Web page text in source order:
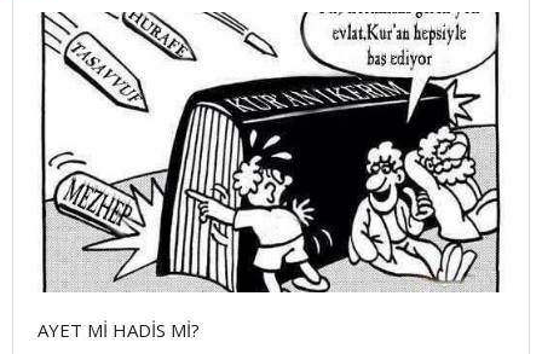
AYET Mİ HADİS Mİ?